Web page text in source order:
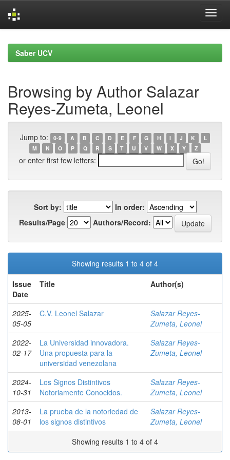
navigationSaber UCV
Browsing by Author Salazar
Reyes-Zumeta, Leonel
Jump to: 0-9 A B C D E F G H I J K
L
M
N O P Q R S T U V W X Y Z
or enter first few letters:
Sort by:
In order:
Results/Page
Authors/Record:
Showing results 1 to 4 of 4
Issue
Date
Title Author(s)
2025-
05-05
C.V. Leonel Salazar
Salazar Reyes-
Zumeta, Leonel
2022-
02-17
La Universidad innovadora.
Una propuesta para la
universidad venezolana
Salazar Reyes-
Zumeta, Leonel
2024-
10-31
Los Signos Distintivos
Notoriamente Conocidos.
Salazar Reyes-
Zumeta, Leonel
2013-
08-01
La prueba de la notoriedad de
los signos distintivos
Salazar Reyes-
Zumeta, Leonel
Showing results 1 to 4 of 4